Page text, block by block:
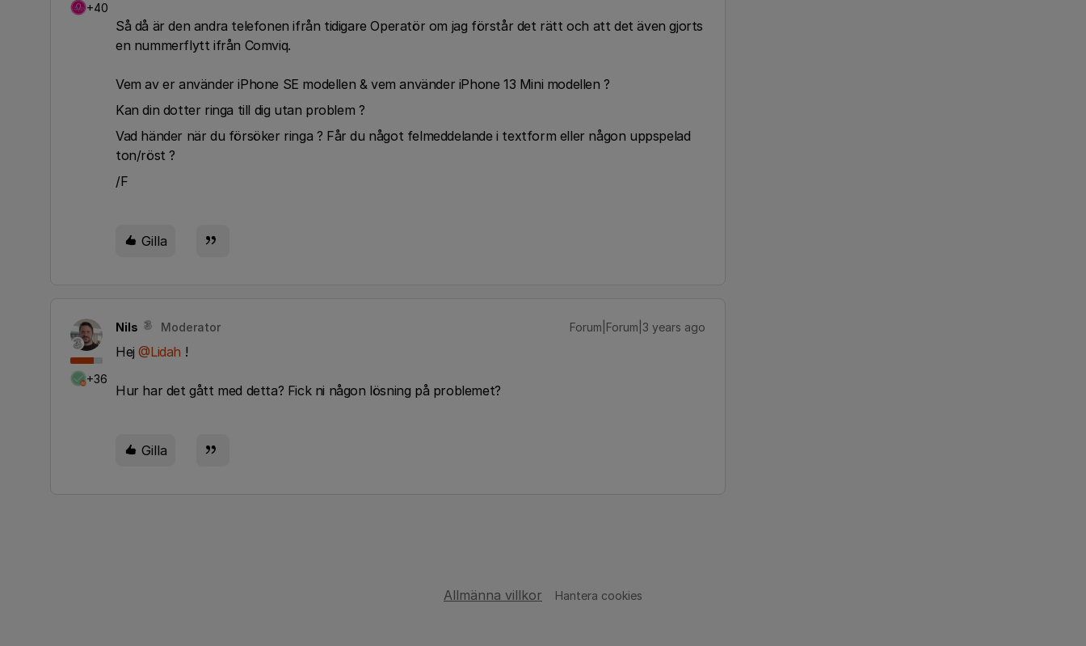
+40
Så då är den andra telefonen ifrån tidigare Operatör om jag förstår det rätt och att det även gjorts
en nummerflytt ifrån Comviq.
Vem av er använder iPhone SE modellen & vem använder iPhone 13 Mini modellen ?
Kan din dotter ringa till dig utan problem ?
Vad händer när du försöker ringa ? Får du något felmeddelande i textform eller någon uppspelad
ton/röst ?
/F
Gilla
+36
Nils Moderator Forum|Forum|3 years ago
Hej@Lidah !
Hur har det gått med detta? Fick ni någon lösning på problemet?
Gilla
Allmänna villkor Hantera cookies